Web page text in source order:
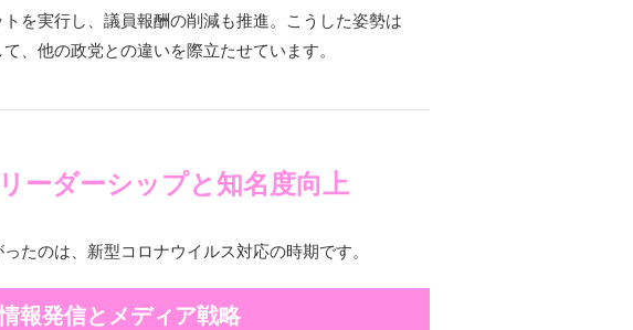
を実行し、議員報酬の削減も推進。こうした姿勢は
、他の政党との違いを際立たせています。
ーダーシップと知名度向上
たのは、新型コロナウイルス対応の時期です。
報発信とメディア戦略